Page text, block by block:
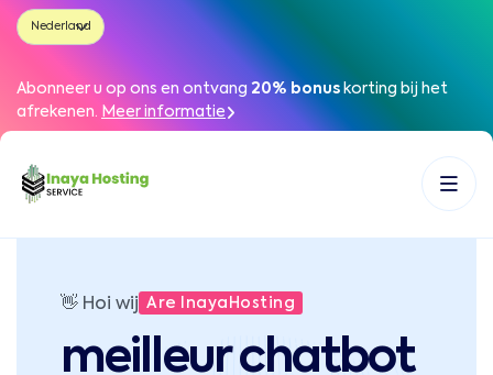
Abonneer u op ons en ontvang 20% bonus korting bij het
afrekenen. Meer informatie
👋 Hoi wij Are InayaHosting
meilleur chatbot